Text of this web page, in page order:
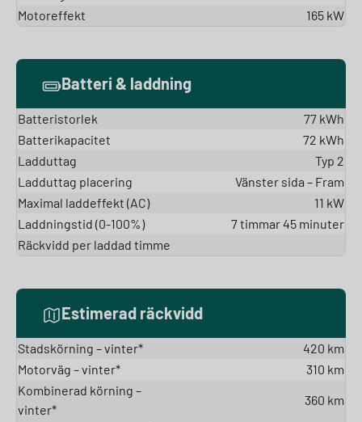
Motoreffekt
165 kW
Batteri & laddning
Batteristorlek
77 kWh
Batterikapacitet
72 kWh
Ladduttag
Typ 2
Ladduttag placering
Vänster sida – Fram
Maximal laddeffekt (AC)
11 kW
Laddningstid (0-100%)
7 timmar 45 minuter
Räckvidd per laddad timme
Estimerad räckvidd
Stadskörning – vinter*
420 km
Motorväg – vinter*
310 km
Kombinerad körning –
vinter*
360 km